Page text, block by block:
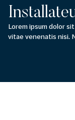
Lorem ipsum dolor
vitae venenatis nisi.